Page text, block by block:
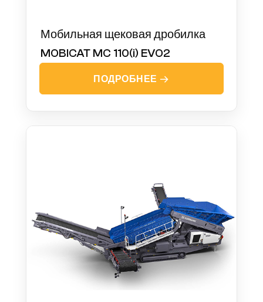
Мобильная щековая дробилка
MOBICAT MC 110(i) EVO2